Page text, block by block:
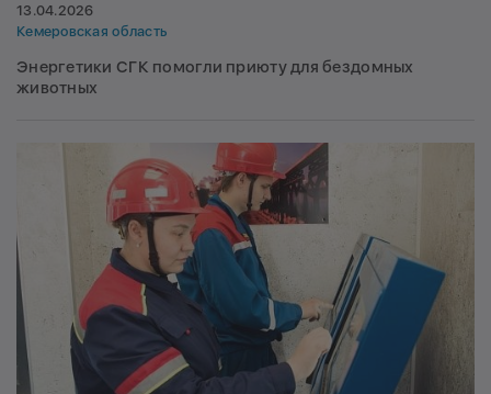
13.04.2026
Кемеровская область
Энергетики СГК помогли приюту для бездомных
животных